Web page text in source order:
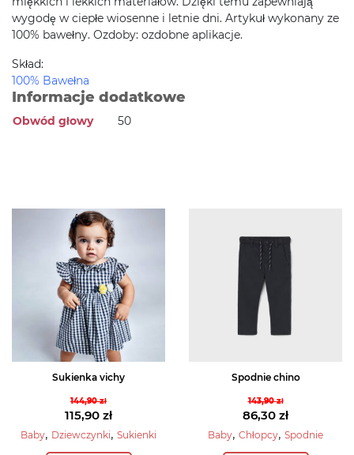
wygodę w ciepłe wiosenne i letnie dni. Artykuł wykonany ze
100% bawełny. Ozdoby: ozdobne aplikacje.
Skład:
100% Bawełna
Informacje dodatkowe
Obwód głowy 50
Sukienka vichy
144,90zł
Pierwotna
cena
wynosiła:
115,90 zł
Aktualna
cena
Baby, Dziewczynki, Sukienki
Spodnie chino
143,90zł
Pierwotna
cena
wynosiła:
86,30 zł
Aktualna
cena
Baby, Chłopcy, Spodnie